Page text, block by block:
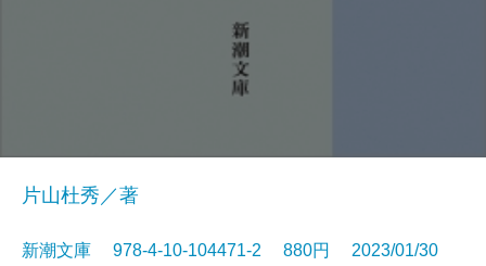
片山杜秀／著
新潮文庫 978-4-10-104471-2 880円 2023/01/30